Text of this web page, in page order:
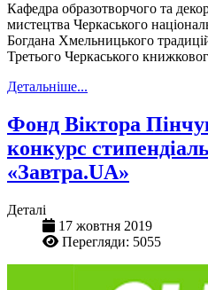
Кафедра образотворчого та
мистецтва Черкаського
Богдана Хмельницького
Третього Черкаського
Детальніше...
Фонд Віктора
конкурс
«Завтра.UA»
Деталі
17 жовтня 2019
Перегляди: 5055